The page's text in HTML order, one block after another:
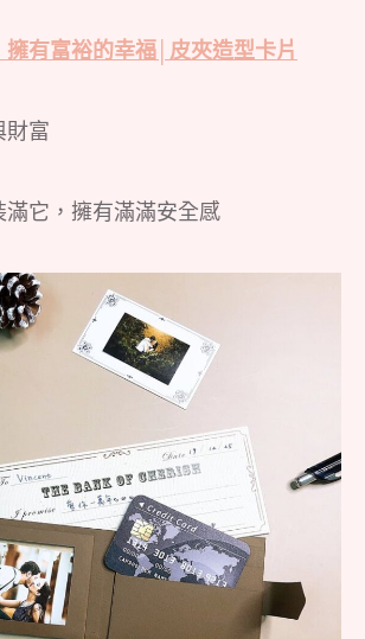
擁有富裕的幸福│皮夾造型卡片
財富
滿它，擁有滿滿安全感